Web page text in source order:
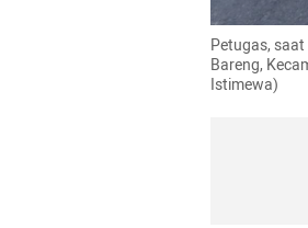
Petugas,
Bareng,
Istimewa)